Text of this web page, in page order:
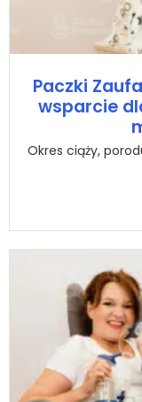
Paczki
wsparcie
Okres ciąży,